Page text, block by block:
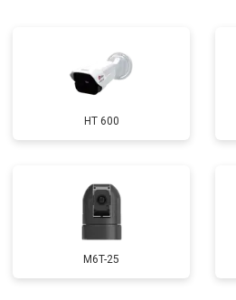
HT 600
M6T-25